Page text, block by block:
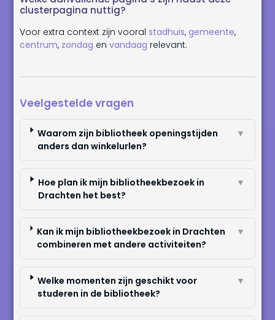
clusterpagina nuttig?
Voor extra context zijn vooralstadhuis,gemeente,
centrum, zondag envandaag relevant.
Veelgestelde vragen
Waarom zijn bibliotheek openingstijden
anders dan winkelurlen?
▼
Hoe plan ik mijn bibliotheekbezoek in
Drachten het best?
▼
Kan ik mijn bibliotheekbezoek in Drachten
combineren met andere activiteiten?
▼
Welke momenten zijn geschikt voor
studeren in de bibliotheek?
▼